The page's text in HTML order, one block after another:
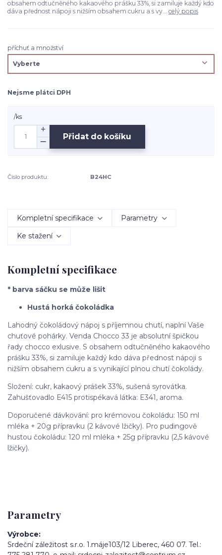
obsahem odtučněného kakaového prášku 33%, si zamiluje každý kdo
dáva přednost nápoji s nižším obsahem cukru a s vy... celý popis
příchuť a množství
Nejsme plátci DPH
/ks
Přidat do košíku
Číslo produktu: B24HC
Kompletní specifikace Parametry
Ke stažení
Kompletní specifikace
* barva sáčku se může lišit
Hustá horká čokoládka
Lahodný čokoládový nápoj s příjemnou chutí, naplní Vaše
chuťové pohárky. Venda Chocco 33 je absolutní špičkou
řady chocco exlusive. S obsahem odtučněného kakaového
prášku 33%, si zamiluje každý kdo dáva přednost nápoji s
nižším obsahem cukru a s vynikající plnou chutí čokolády.
Složení: cukr, kakaový prášek 33%, sušená syrovátka.
Zahušťovadlo E415 protispékavá látka: E341, aroma.
Doporučené dávkování: pro krémovou čokoládu: 150 ml
mléka + 20g přípravku (2 kávové lžičky). Pro pudingově
hustou čokoládu: 120 ml mléka + 25g přípravku (2,5 kávové
lžičky).
Parametry
Výrobce
Srdeční záležitost s.r.o. 1.máje103/12 Liberec, 460 07. Tel.: